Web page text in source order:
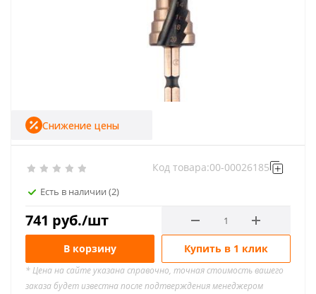
Есть в наличии (2)
Код товара:00-00026185
741 руб./шт
Снижение цены
В корзину Купить в 1 клик
* Цена на сайте указана справочно, точная стоимость вашего
заказа будет известна после подтверждения менеджером